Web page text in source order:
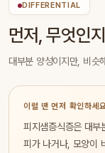
DIFFERENTIAL
먼저, 무엇인
대부분 양성이지만, 비슷
이럴 땐 먼저 확인하세
피지샘증식증은 대부
피가 나거나, 모양이